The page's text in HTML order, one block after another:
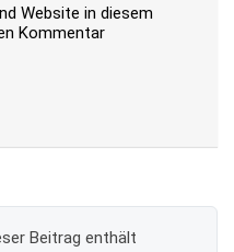
Website in diesem
Kommentar
Beitrag enthält